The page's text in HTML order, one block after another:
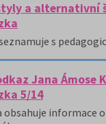
a alternativní
s
Jana Ámose
5/14
informace